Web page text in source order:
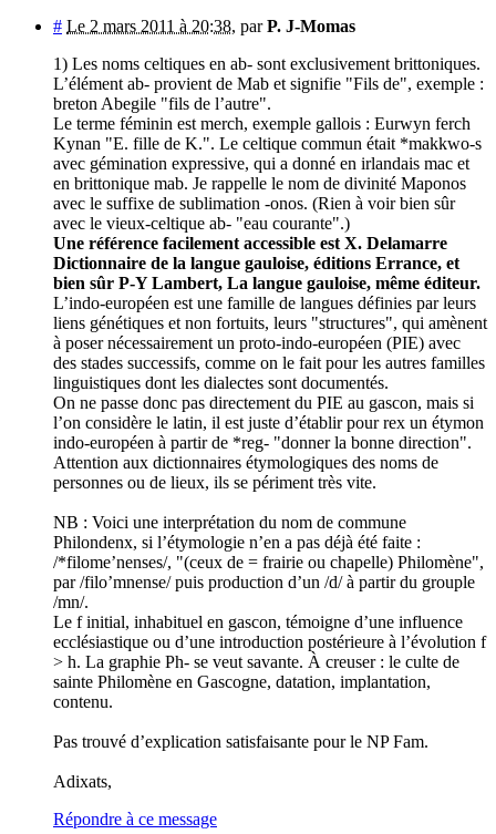
# Le 2 mars 2011 à 20:38, parP. J-Momas
1) Les noms celtiques en ab- sont exclusivement brittoniques.
L’élément ab- provient de Mab et signifie "Fils de", exemple :
breton Abegile "fils de l’autre".
Le terme féminin est merch, exemple gallois : Eurwyn ferch
Kynan "E. fille de K.". Le celtique commun était *makkwo-s
avec gémination expressive, qui a donné en irlandais mac et
en brittonique mab. Je rappelle le nom de divinité Maponos
avec le suffixe de sublimation -onos. (Rien à voir bien sûr
avec le vieux-celtique ab- "eau courante".)
Une référence facilement accessible est X. Delamarre
Dictionnaire de la langue gauloise, éditions Errance, et
bien sûr P-Y Lambert, La langue gauloise, même éditeur.
L’indo-européen est une famille de langues définies par leurs
liens génétiques et non fortuits, leurs "structures", qui amènent
à poser nécessairement un proto-indo-européen (PIE) avec
des stades successifs, comme on le fait pour les autres familles
linguistiques dont les dialectes sont documentés.
On ne passe donc pas directement du PIE au gascon, mais si
l’on considère le latin, il est juste d’établir pour rex un étymon
indo-européen à partir de *reg- "donner la bonne direction".
Attention aux dictionnaires étymologiques des noms de
personnes ou de lieux, ils se périment très vite.
NB : Voici une interprétation du nom de commune
Philondenx, si l’étymologie n’en a pas déjà été faite :
/*filome’nenses/, "(ceux de = frairie ou chapelle) Philomène",
par /filo’mnense/ puis production d’un /d/ à partir du grouple
/mn/.
Le f initial, inhabituel en gascon, témoigne d’une influence
ecclésiastique ou d’une introduction postérieure à l’évolution f
> h. La graphie Ph- se veut savante. À creuser : le culte de
sainte Philomène en Gascogne, datation, implantation,
contenu.
Pas trouvé d’explication satisfaisante pour le NP Fam.
Adixats,
Répondre à ce message